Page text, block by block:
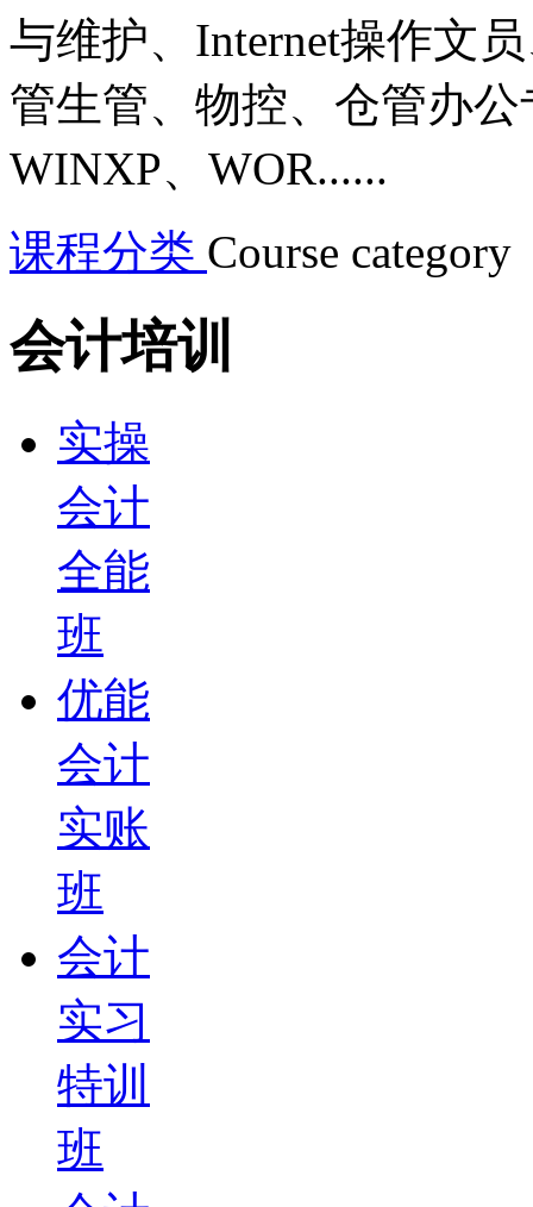
与维护、Internet操作文
管生管、物控、仓管办
WINXP、WOR......
课程分类 Course category
会计培训
实操
会计
全能
班
优能
会计
实账
班
会计
实习
特训
班